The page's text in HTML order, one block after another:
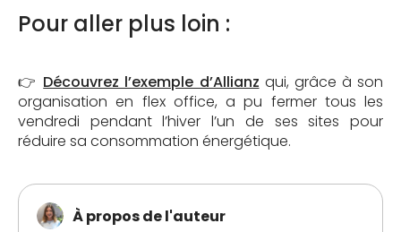
Pour aller plus loin :
👉 Découvrez l’exemple d’Allianz qui, grâce à son
organisation en flex office, a pu fermer tous les
vendredi pendant l’hiver l’un de ses sites pour
réduire sa consommation énergétique.
À propos de l'auteur